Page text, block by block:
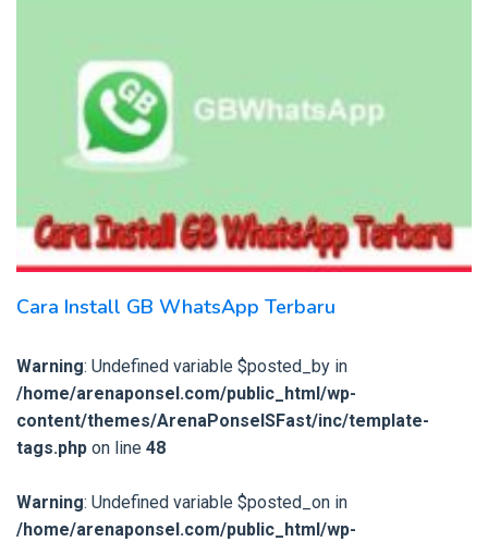
Cara Install GB WhatsApp Terbaru
Warning: Undefined variable $posted_by in
/home/arenaponsel.com/public_html/wp-
content/themes/ArenaPonselSFast/inc/template-
tags.php on line 48
Warning: Undefined variable $posted_on in
/home/arenaponsel.com/public_html/wp-